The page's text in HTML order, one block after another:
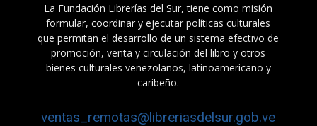
La Fundación Librerías del Sur, tiene como misión
formular, coordinar y ejecutar políticas culturales
que permitan el desarrollo de un sistema efectivo de
promoción, venta y circulación del libro y otros
bienes culturales venezolanos, latinoamericano y
caribeño.
ventas_remotas@libreriasdelsur.gob.ve